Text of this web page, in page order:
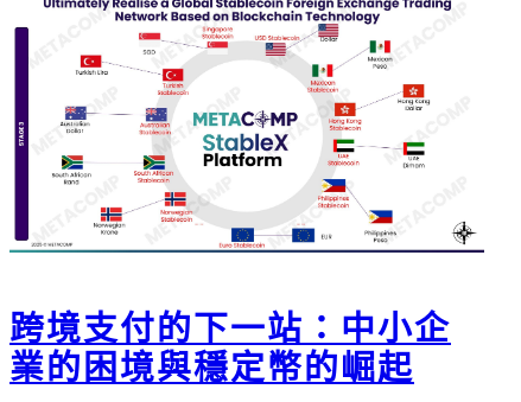
跨境支付的下一站：中小企
業的困境與穩定幣的崛起